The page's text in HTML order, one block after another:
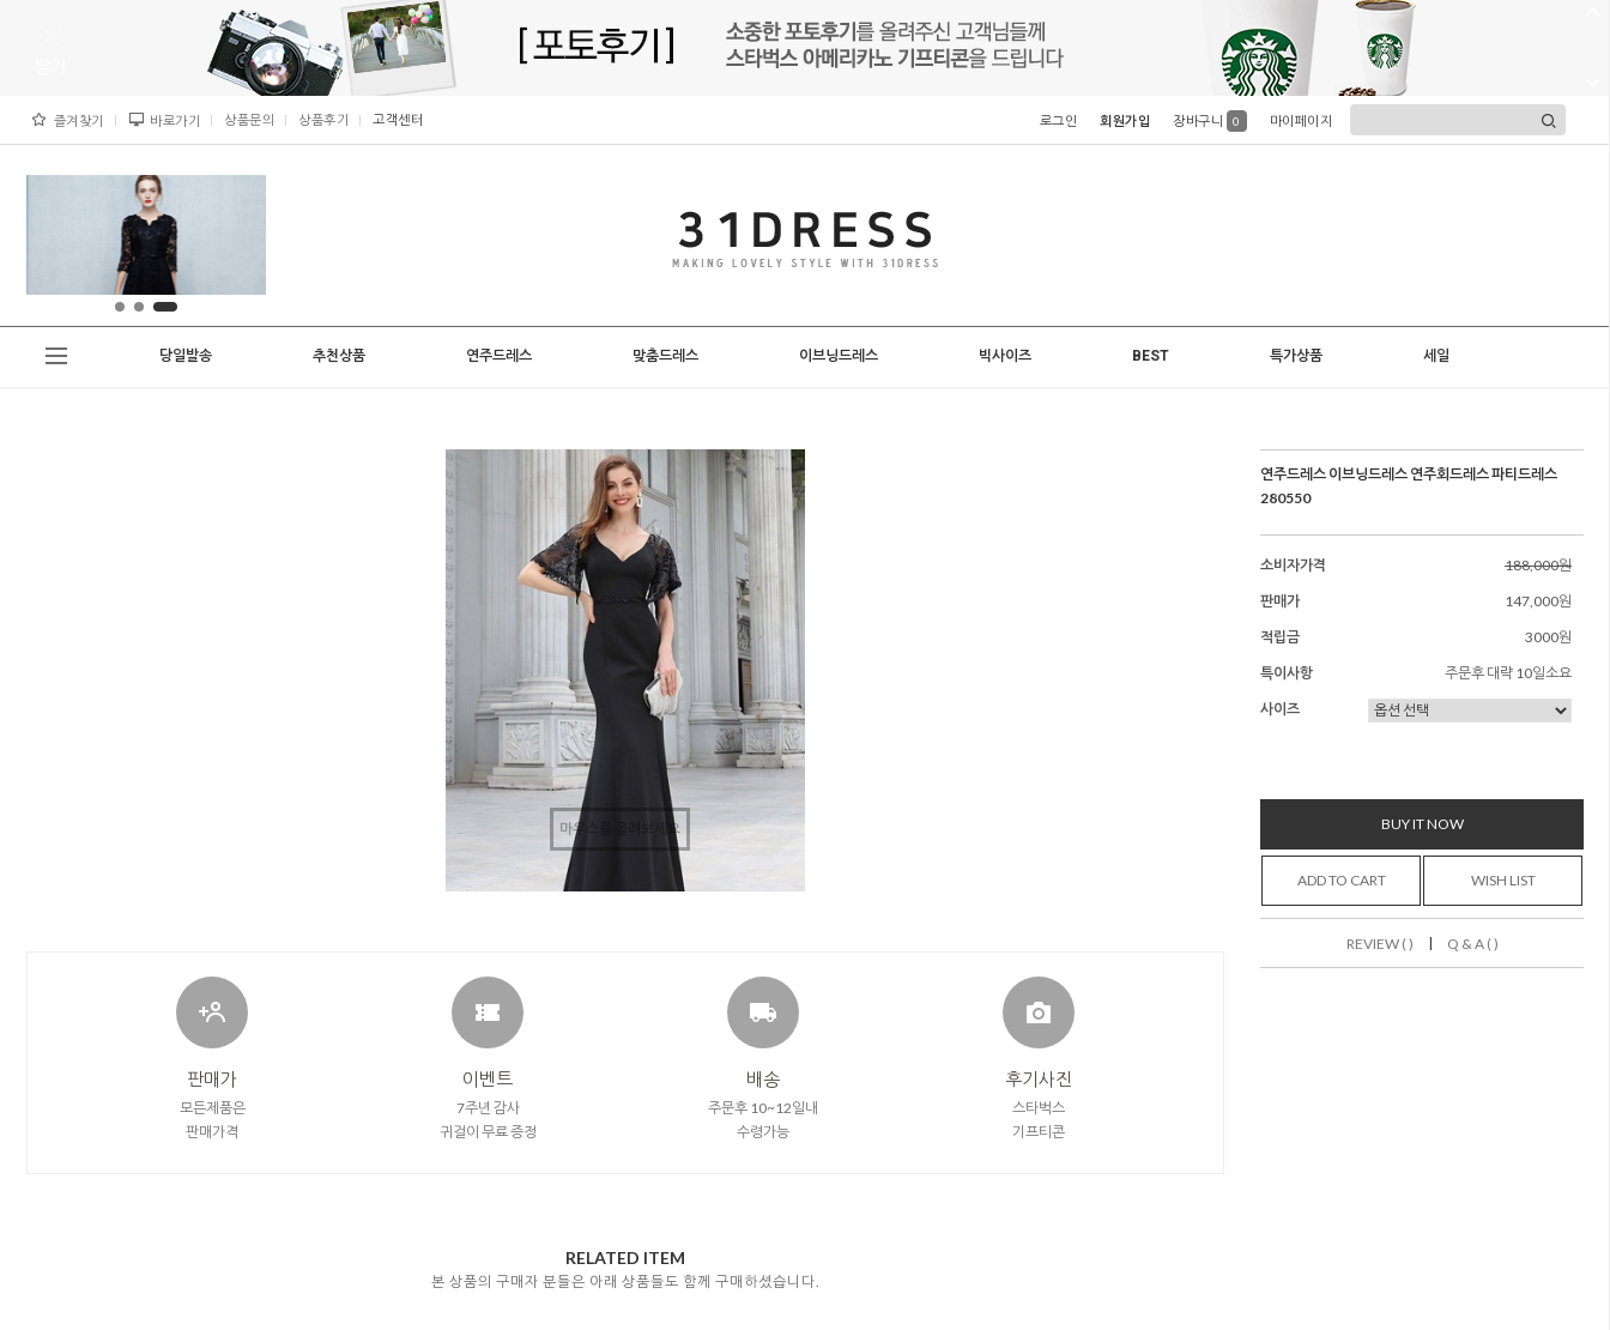
즐겨찾기 바로가기 상품문의 상품후기 고객센터 로그인 회원가입 장바구니 0 마이페이지
당일발송 추천상품 연주드레스 맞춤드레스 이브닝드레스 빅사이즈 BEST 특가상품 세일
마우스를 올려보세요
판매가
모든제품은
판매가격
이벤트
7주년 감사
귀걸이 무료 증정
배송
주문후 10~12일내
수령가능
후기사진
스타벅스
기프티콘
RELATED ITEM
본 상품의 구매자 분들은 아래 상품들도 함께 구매하셨습니다.
연주드레스 이브닝드레스 연주회드레스 파티드레스
280550
소비자가격
188,000원
판매가
147,000원
적립금
3000원
특이사항
주문후 대략 10일소요
사이즈
BUY IT NOW
ADD TO CART WISH LIST
REVIEW ( ) | Q & A ( )